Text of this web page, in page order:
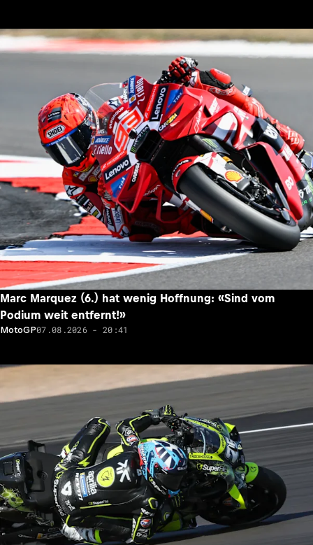
Marc Marquez (6.) hat wenig Hoffnung: «Sind vom
Podium weit entfernt!»
MotoGP07.08.2026 - 20:41